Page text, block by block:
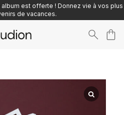
est offerte ! Donnez vie à vos plus
de vacances.